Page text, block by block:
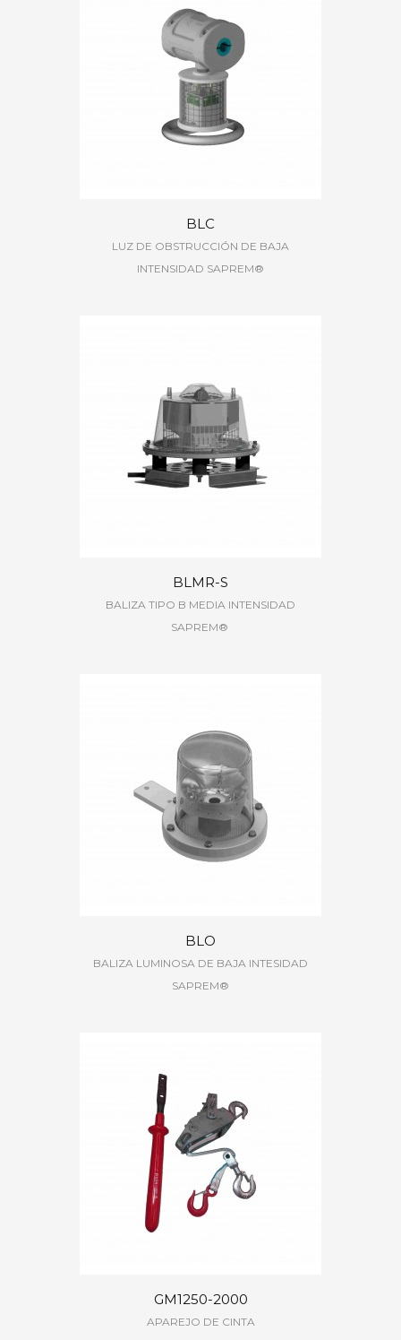
BLC
LUZ DE OBSTRUCCIÓN DE BAJA
INTENSIDAD SAPREM®
BLMR-S
BALIZA TIPO B MEDIA INTENSIDAD
SAPREM®
BLO
BALIZA LUMINOSA DE BAJA INTESIDAD
SAPREM®
GM1250-2000
APAREJO DE CINTA